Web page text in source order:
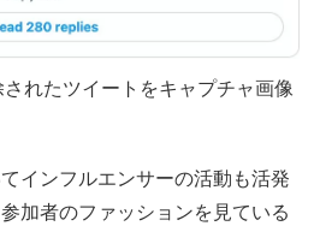
れたツイートをキャプチャ画像
インフルエンサーの活動も活発
加者のファッションを見ている